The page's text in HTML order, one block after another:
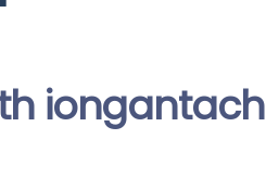
iongantach